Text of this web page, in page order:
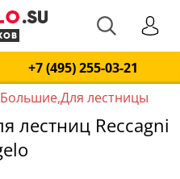
+7 (495) 255-03-21
Большие,Для лестницы
лестниц Reccagni